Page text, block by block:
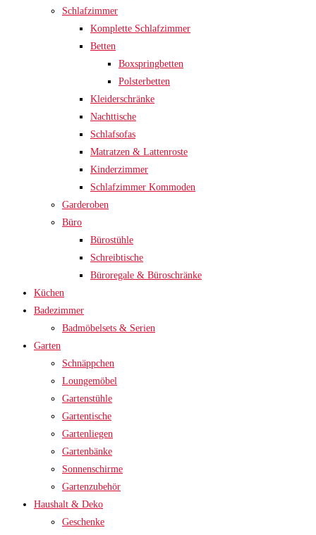
Schlafzimmer
Komplette Schlafzimmer
Betten
Boxspringbetten
Polsterbetten
Kleiderschränke
Nachttische
Schlafsofas
Matratzen & Lattenroste
Kinderzimmer
Schlafzimmer Kommoden
Garderoben
Büro
Bürostühle
Schreibtische
Büroregale & Büroschränke
Küchen
Badezimmer
Badmöbelsets & Serien
Garten
Schnäppchen
Loungemöbel
Gartenstühle
Gartentische
Gartenliegen
Gartenbänke
Sonnenschirme
Gartenzubehör
Haushalt & Deko
Geschenke